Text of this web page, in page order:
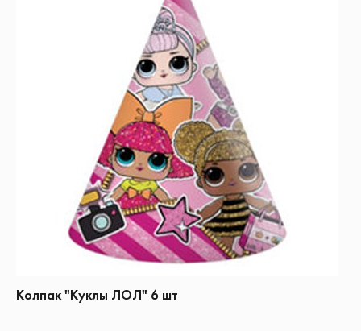
Колпак "Куклы ЛОЛ" 6 шт